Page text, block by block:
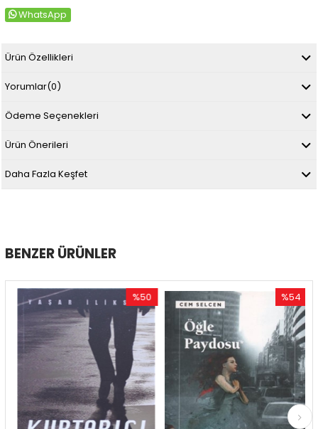
WhatsApp
Ürün Özellikleri
Yorumlar(0)
Ödeme Seçenekleri
Ürün Önerileri
Daha Fazla Keşfet
BENZER ÜRÜNLER
İndirim
%50İndirim
İndirim
%54İndirim